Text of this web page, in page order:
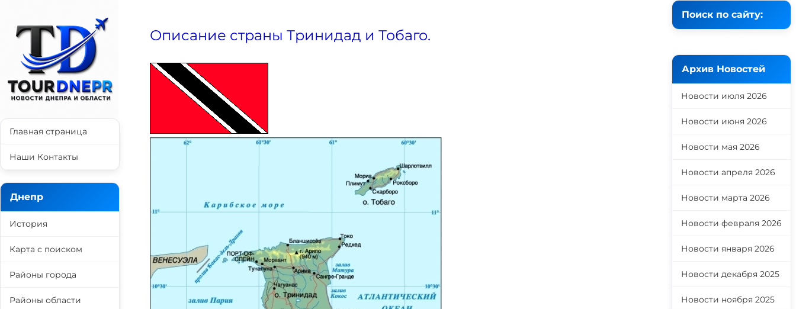
Описание страны Тринидад и Тобаго.
Главная страница
Наши Контакты
Днепр
История
Карта с поиском
Районы города
Районы области
Поиск по сайту:
Архив Новостей
Новости июля 2026
Новости июня 2026
Новости мая 2026
Новости апреля 2026
Новости марта 2026
Новости февраля 2026
Новости января 2026
Новости декабря 2025
Новости ноября 2025